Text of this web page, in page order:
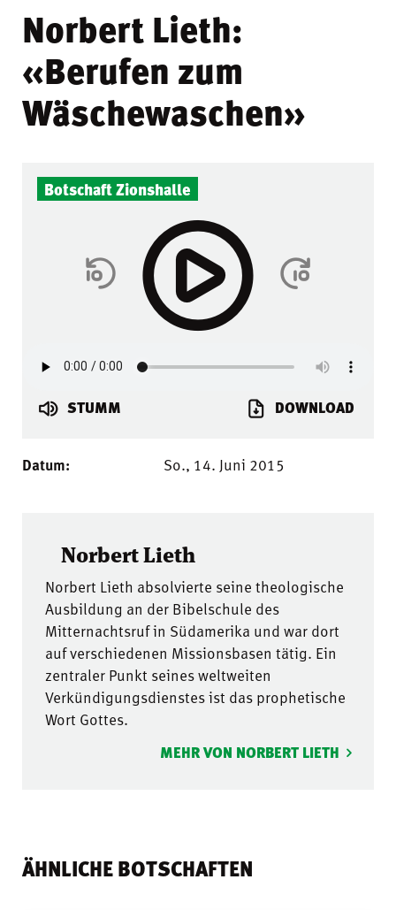
Norbert Lieth:
«Berufen zum
Wäschewaschen»
Botschaft Zionshalle
STUMM DOWNLOAD
Datum: So., 14. Juni 2015
Norbert Lieth
Norbert Lieth absolvierte seine theologische
Ausbildung an der Bibelschule des
Mitternachtsruf in Südamerika und war dort
auf verschiedenen Missionsbasen tätig. Ein
zentraler Punkt seines weltweiten
Verkündigungsdienstes ist das prophetische
Wort Gottes.
MEHR VON NORBERT LIETH
ÄHNLICHE BOTSCHAFTEN